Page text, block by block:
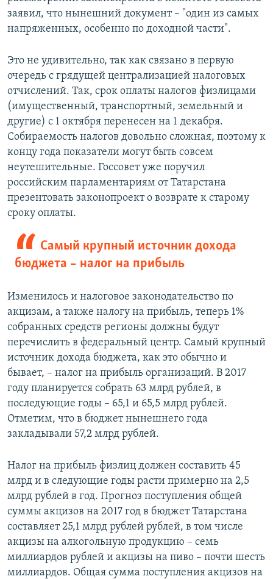
заявил, что нынешний документ – "один из самых
напряженных, особенно по доходной части".
Это не удивительно, так как связано в первую
очередь с грядущей централизацией налоговых
отчислений. Так, срок оплаты налогов физлицами
(имущественный, транспортный, земельный и
другие) с 1 октября перенесен на 1 декабря.
Собираемость налогов довольно сложная, поэтому к
концу года показатели могут быть совсем
неутешительные. Госсовет уже поручил
российским парламентариям от Татарстана
презентовать законопроект о возврате к старому
сроку оплаты.
Самый крупный источник дохода
бюджета – налог на прибыль
Изменилось и налоговое законодательство по
акцизам, а также налогу на прибыль, теперь 1%
собранных средств регионы должны будут
перечислить в федеральный центр. Самый крупный
источник дохода бюджета, как это обычно и
бывает, – налог на прибыль организаций. В 2017
году планируется собрать 63 млрд рублей, в
последующие годы – 65,1 и 65,5 млрд рублей.
Отметим, что в бюджет нынешнего года
закладывали 57,2 млрд рублей.
Налог на прибыль физлиц должен составить 45
млрд и в следующие годы расти примерно на 2,5
млрд рублей в год. Прогноз поступления общей
суммы акцизов на 2017 год в бюджет Татарстана
составляет 25,1 млрд рублей рублей, в том числе
акцизы на алкогольную продукцию – семь
миллиардов рублей и акцизы на пиво – почти шесть
миллиардов. Общая сумма поступления акцизов на